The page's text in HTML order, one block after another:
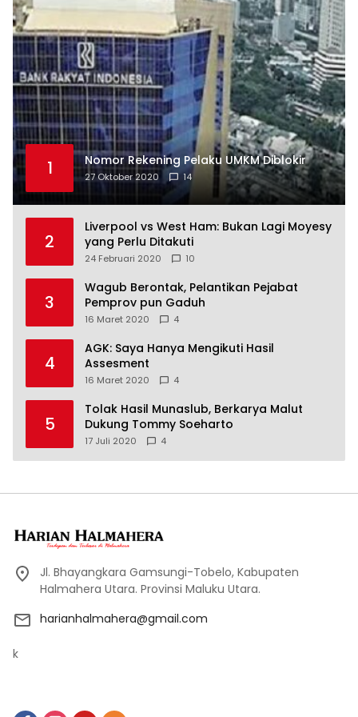
1 Nomor Rekening Pelaku UMKM Diblokir
27 Oktober 2020 14
2
Liverpool vs West Ham: Bukan Lagi Moyesy
yang Perlu Ditakuti
24 Februari 2020 10
3
Wagub Berontak, Pelantikan Pejabat
Pemprov pun Gaduh
16 Maret 2020 4
4
AGK: Saya Hanya Mengikuti Hasil
Assesment
16 Maret 2020 4
5
Tolak Hasil Munaslub, Berkarya Malut
Dukung Tommy Soeharto
17 Juli 2020 4
Jl. Bhayangkara Gamsungi-Tobelo, Kabupaten
Halmahera Utara. Provinsi Maluku Utara.
harianhalmahera@gmail.com
k